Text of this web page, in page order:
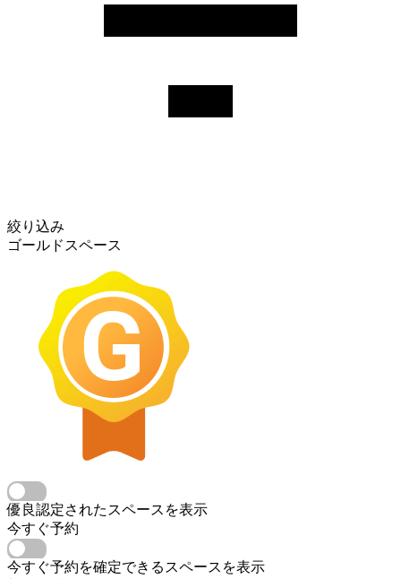
絞り込み
ゴールドスペース
優良認定されたスペースを表示
今すぐ予約
今すぐ予約を確定できるスペースを表示